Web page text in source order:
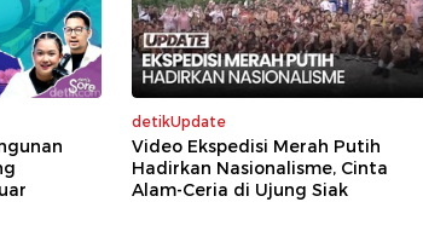
detikUpdate
Video Ekspedisi Merah Putih
Hadirkan Nasionalisme, Cinta
Alam-Ceria di Ujung Siak